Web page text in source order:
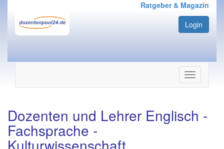
Ratgeber & Magazin
Login
Navigation
ein-/
Dozenten und Lehrer Englisch -
Fachsprache -
Kulturwissenschaft